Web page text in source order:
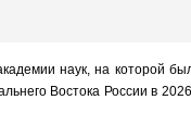
наук, на которой
Востока России в